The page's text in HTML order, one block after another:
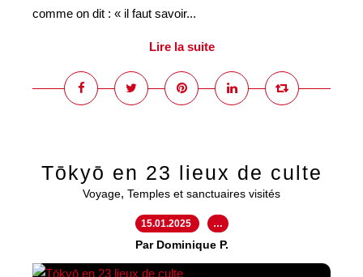
comme on dit : « il faut savoir...
Lire la suite
Tōkyō en 23 lieux de culte
Voyage, Temples et sanctuaires visités
15.01.2025 …
Par Dominique P.